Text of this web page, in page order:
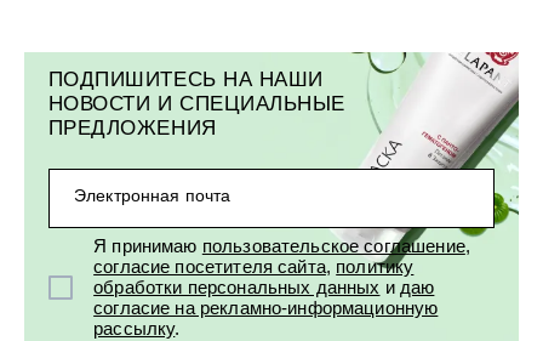
ПОДПИШИТЕСЬ НА НАШИ
НОВОСТИ И СПЕЦИАЛЬНЫЕ
ПРЕДЛОЖЕНИЯ
Электронная почта
Я принимаю пользовательское соглашение,
согласие посетителя сайта, политику
обработки персональных данных и даю
согласие на рекламно-информационную
рассылку.